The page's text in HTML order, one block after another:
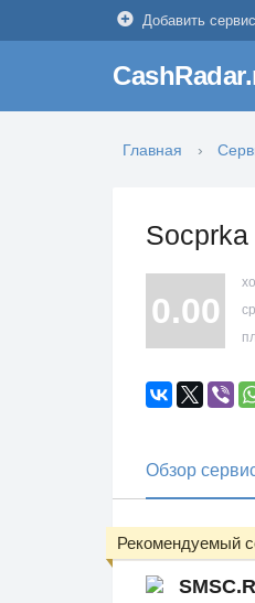
Добавить сервис
Главная
Socprka
0.00
Обзор
Рекомендуемый